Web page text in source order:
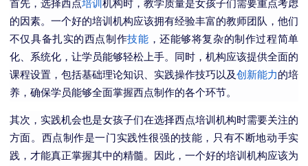
首先，选择西点培训 机构时，教学质量是女孩子们需要重点考虑
的因素。一个好的培训机构应该拥有经验丰富的教师团队，他们
不仅具备扎实的西点制作技能 ，还能够将复杂的制作过程简单
化、系统化，让学员能够轻松上手。同时，机构应该提供全面的
课程设置，包括基础理论知识、实践操作技巧以及创新能力的培
养，确保学员能够全面掌握西点制作的各个环节。
其次，实践机会也是女孩子们在选择西点培训机构时需要关注的
方面。西点制作是一门实践性很强的技能，只有不断地动手实
践，才能真正掌握其中的精髓。因此，一个好的培训机构应该为